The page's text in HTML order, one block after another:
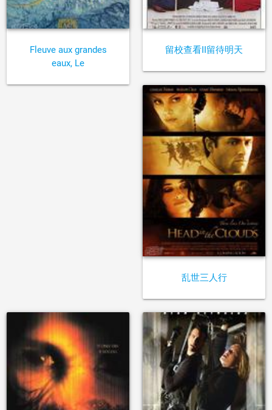
Fleuve aux grandes
eaux, Le
留校查看II留待明天
乱世三人行